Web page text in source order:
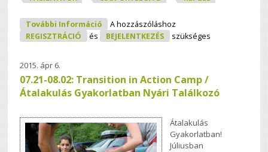
További Információ Facilitátort Minden Közösségnek!
Tartalommal Kapcsolatosan
A hozzászóláshoz
REGISZTRÁCIÓ
és BEJELENTKEZÉS szükséges
2015. ápr 6.
07.21-08.02: Transition in Action Camp /
Átalakulás Gyakorlatban Nyári Találkozó
Átalakulás
Gyakorlatban!
Júliusban